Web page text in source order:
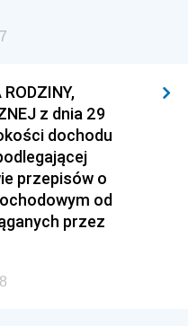
z dnia 29
dochodu
przepisów o
od
przez